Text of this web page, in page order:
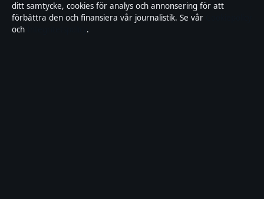
Landsortstidningen
Film, tv och nöjesnyheter med småstadsperspektiv — från premiärer
ditt samtycke, cookies för analys och annonsering för att
förbättra den och finansiera vår journalistik. Se vår
och
.